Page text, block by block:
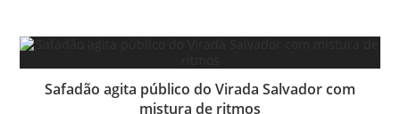
Safadão agita público do Virada Salvador com
mistura de ritmos